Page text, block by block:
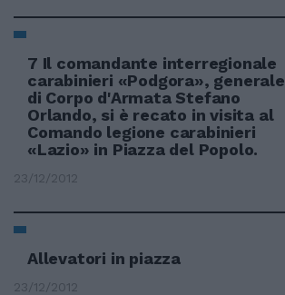
7 Il comandante interregionale
carabinieri «Podgora», generale
di Corpo d'Armata Stefano
Orlando, si è recato in visita al
Comando legione carabinieri
«Lazio» in Piazza del Popolo.
23/12/2012
Allevatori in piazza
23/12/2012